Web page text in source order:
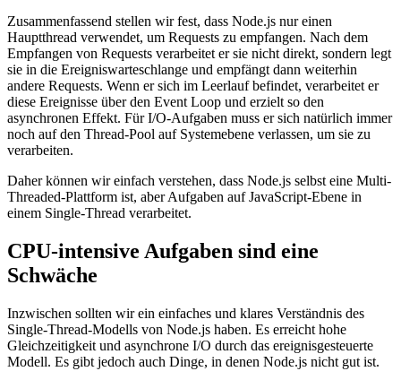
Zusammenfassend stellen wir fest, dass Node.js nur einen
Hauptthread verwendet, um Requests zu empfangen. Nach dem
Empfangen von Requests verarbeitet er sie nicht direkt, sondern legt
sie in die Ereigniswarteschlange und empfängt dann weiterhin
andere Requests. Wenn er sich im Leerlauf befindet, verarbeitet er
diese Ereignisse über den Event Loop und erzielt so den
asynchronen Effekt. Für I/O-Aufgaben muss er sich natürlich immer
noch auf den Thread-Pool auf Systemebene verlassen, um sie zu
verarbeiten.
Daher können wir einfach verstehen, dass Node.js selbst eine Multi-
Threaded-Plattform ist, aber Aufgaben auf JavaScript-Ebene in
einem Single-Thread verarbeitet.
CPU-intensive Aufgaben sind eine
Schwäche
Inzwischen sollten wir ein einfaches und klares Verständnis des
Single-Thread-Modells von Node.js haben. Es erreicht hohe
Gleichzeitigkeit und asynchrone I/O durch das ereignisgesteuerte
Modell. Es gibt jedoch auch Dinge, in denen Node.js nicht gut ist.